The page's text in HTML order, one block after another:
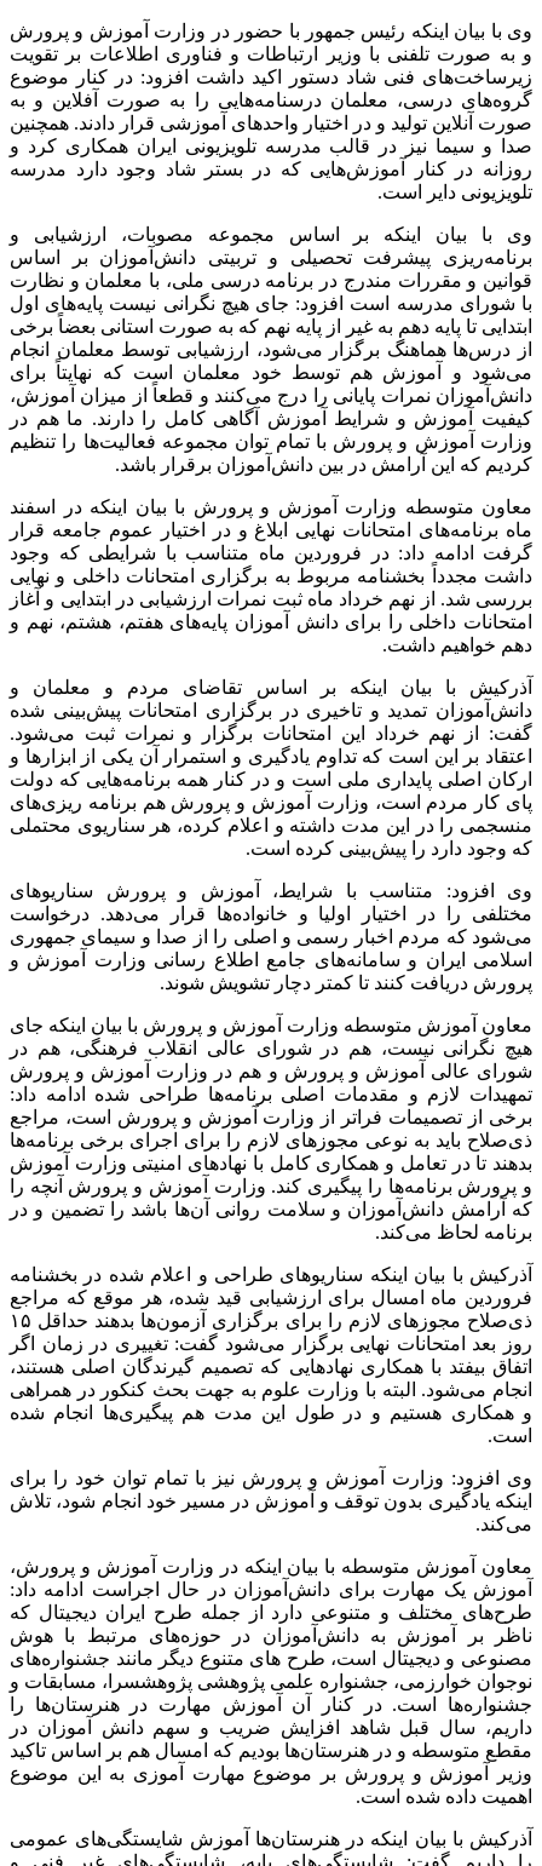
وی با بیان اینکه رئیس جمهور با حضور در وزارت آموزش و پرورش
و به صورت تلفنی با وزیر ارتباطات و فناوری اطلاعات بر تقویت
زیرساخت‌های فنی شاد دستور اکید داشت افزود: در کنار موضوع
گروه‌های درسی، معلمان درسنامه‌هایی را به صورت آفلاین و به
صورت آنلاین تولید و در اختیار واحدهای آموزشی قرار دادند. همچنین
صدا و سیما نیز در قالب مدرسه تلویزیونی ایران همکاری کرد و
روزانه در کنار آموزش‌هایی که در بستر شاد وجود دارد مدرسه
تلویزیونی دایر است.
وی با بیان اینکه بر اساس مجموعه مصوبات، ارزشیابی و
برنامه‌ریزی پیشرفت تحصیلی و تربیتی دانش‌آموزان بر اساس
قوانین و مقررات مندرج در برنامه درسی ملی، با معلمان و نظارت
با شورای مدرسه است افزود: جای هیچ نگرانی نیست پایه‌های اول
ابتدایی تا پایه دهم به غیر از پایه نهم که به صورت استانی بعضاً برخی
از درس‌ها هماهنگ برگزار می‌شود، ارزشیابی توسط معلمان انجام
می‌شود و آموزش هم توسط خود معلمان است که نهایتاً برای
دانش‌آموزان نمرات پایانی را درج می‌کنند و قطعاً از میزان آموزش،
کیفیت آموزش و شرایط آموزش آگاهی کامل را دارند. ما هم در
وزارت آموزش و پرورش با تمام توان مجموعه فعالیت‌ها را تنظیم
کردیم که این آرامش در بین دانش‌آموزان برقرار باشد.
معاون متوسطه وزارت آموزش و پرورش با بیان اینکه در اسفند
ماه برنامه‌های امتحانات نهایی ابلاغ و در اختیار عموم جامعه قرار
گرفت ادامه داد: در فروردین ماه متناسب با شرایطی که وجود
داشت مجدداً بخشنامه مربوط به برگزاری امتحانات داخلی و نهایی
بررسی شد. از نهم خرداد ماه ثبت نمرات ارزشیابی در ابتدایی و آغاز
امتحانات داخلی را برای دانش آموزان پایه‌های هفتم، هشتم، نهم و
دهم خواهیم داشت.
آذرکیش با بیان اینکه بر اساس تقاضای مردم و معلمان و
دانش‌آموزان تمدید و تاخیری در برگزاری امتحانات پیش‌بینی شده
گفت: از نهم خرداد این امتحانات برگزار و نمرات ثبت می‌شود.
اعتقاد بر این است که تداوم یادگیری و استمرار آن یکی از ابزارها و
ارکان اصلی پایداری ملی است و در کنار همه برنامه‌هایی که دولت
پای کار مردم است، وزارت آموزش و پرورش هم برنامه ریزی‌های
منسجمی را در این مدت داشته و اعلام کرده، هر سناریوی محتملی
که وجود دارد را پیش‌بینی‌ کرده است.
وی افزود: متناسب با شرایط، آموزش و پرورش سناریوهای
مختلفی را در اختیار اولیا و خانواده‌ها قرار می‌دهد. درخواست
می‌شود که مردم اخبار رسمی و اصلی را از صدا و سیمای جمهوری
اسلامی ایران و سامانه‌های جامع اطلاع رسانی وزارت آموزش و
پرورش دریافت کنند تا کمتر دچار تشویش شوند.
معاون آموزش متوسطه وزارت آموزش و پرورش با بیان اینکه جای
هیچ نگرانی نیست، هم در شورای عالی انقلاب فرهنگی، هم در
شورای عالی آموزش و پرورش و هم در وزارت آموزش و پرورش
تمهیدات لازم و مقدمات اصلی برنامه‌ها طراحی شده ادامه داد:
برخی از تصمیمات فراتر از وزارت آموزش و پرورش است، مراجع
ذی‌صلاح باید به نوعی مجوزهای لازم را برای اجرای برخی برنامه‌ها
بدهند تا در تعامل و همکاری کامل با نهادهای امنیتی وزارت آموزش
و پرورش برنامه‌ها را پیگیری کند. وزارت آموزش و پرورش آنچه را
که آرامش دانش‌آموزان و سلامت روانی‌ آن‌ها باشد را تضمین و در
برنامه‌ لحاظ می‌کند.
آذرکیش با بیان اینکه سناریوهای طراحی و اعلام شده در بخشنامه
فروردین ماه امسال برای ارزشیابی قید شده، هر موقع که مراجع
ذی‌صلاح مجوزهای لازم را برای برگزاری آزمون‌ها بدهند حداقل ۱۵
روز بعد امتحانات نهایی برگزار می‌شود گفت: تغییری در زمان‌ اگر
اتفاق بیفتد با همکاری نهادهایی که تصمیم گیرندگان اصلی هستند،
انجام می‌شود. البته با وزارت علوم به جهت بحث کنکور در همراهی
و همکاری هستیم و در طول این مدت هم پیگیری‌ها انجام شده
است.
وی افزود: وزارت آموزش و پرورش نیز با تمام توان خود را برای
اینکه یادگیری بدون توقف و آموزش در مسیر خود انجام شود، تلاش
می‌کند.
معاون آموزش متوسطه با بیان اینکه در وزارت آموزش و پرورش،
آموزش یک مهارت برای دانش‌آموزان در حال اجراست ادامه داد:
طرح‌های مختلف و متنوعی دارد از جمله طرح ایران دیجیتال که
ناظر بر آموزش به دانش‌آموزان در حوزه‌های مرتبط با هوش
مصنوعی و دیجیتال است، طرح های متنوع دیگر مانند جشنواره‌های
نوجوان خوارزمی، جشنواره علمی پژوهشی پژوهشسرا، مسابقات و
جشنواره‌ها است. در کنار آن آموزش مهارت در هنرستان‌ها را
داریم، سال قبل شاهد افزایش ضریب و سهم دانش آموزان در
مقطع متوسطه و در هنرستان‌ها بودیم که امسال هم بر اساس تاکید
وزیر آموزش و پرورش بر موضوع مهارت آموزی به این موضوع
اهمیت داده شده است.
آذرکیش با بیان اینکه در هنرستان‌ها آموزش شایستگی‌های عمومی
را داریم گفت: شایستگی‌های پایه، شایستگی‌های غیر فنی و